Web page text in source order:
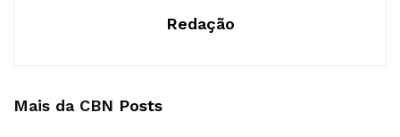
Redação
Mais da CBN Posts